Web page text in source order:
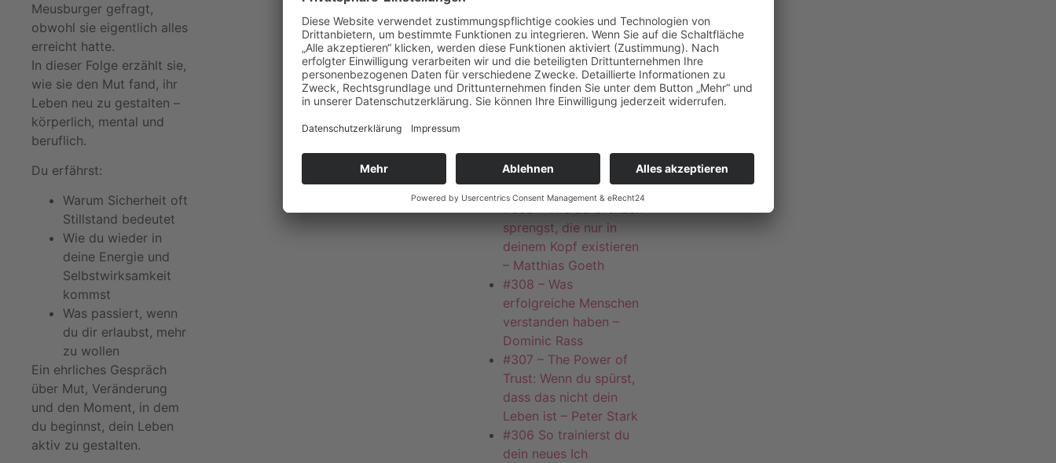
Meusburger gefragt,
obwohl sie eigentlich alles
erreicht hatte.
In dieser Folge erzählt sie,
wie sie den Mut fand, ihr
Leben neu zu gestalten –
körperlich, mental und
beruflich.
Du erfährst:
Warum Sicherheit oft
Stillstand bedeutet
Wie du wieder in
deine Energie und
Selbstwirksamkeit
kommst
Was passiert, wenn
du dir erlaubst, mehr
zu wollen
Ein ehrliches Gespräch
über Mut, Veränderung
und den Moment, in dem
du beginnst, dein Leben
aktiv zu gestalten.
Neue Beiträge
DAYS – Dein Weg zu
erfolgreicher Business-
#309 – Wie du Grenzen
sprengst, die nur in
deinem Kopf existieren
– Matthias Goeth
#308 – Was
erfolgreiche Menschen
verstanden haben –
Dominic Rass
#307 – The Power of
Trust: Wenn du spürst,
dass das nicht dein
Leben ist – Peter Stark
#306 So trainierst du
dein neues Ich